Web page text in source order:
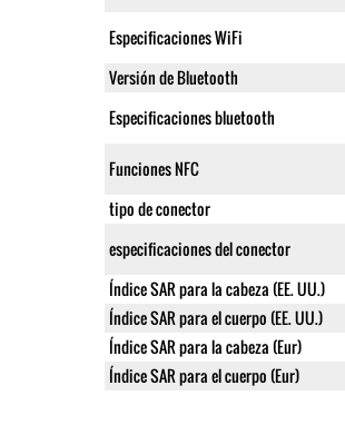
Especificaciones WiFi
Versión de Bluetooth
Especificaciones bluetooth
Funciones NFC
tipo de conector
especificaciones del conector
Índice SAR para la cabeza (EE. UU.)
Índice SAR para el cuerpo (EE. UU.)
Índice SAR para la cabeza (Eur)
Índice SAR para el cuerpo (Eur)